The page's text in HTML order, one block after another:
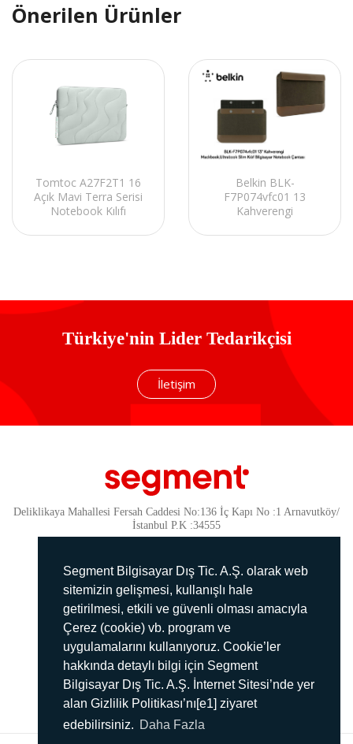
Segment Bilgisayar Dış Tic. A.Ş. olarak web
sitemizin gelişmesi, kullanışlı hale
getirilmesi, etkili ve güvenli olması amacıyla
Çerez (cookie) vb. program ve
uygulamalarını kullanıyoruz. Cookie’ler
hakkında detaylı bilgi için Segment
Bilgisayar Dış Tic. A.Ş. İnternet Sitesi’nde yer
alan Gizlilik Politikası’nı[e1] ziyaret
edebilirsiniz. Daha Fazla
Önerilen Ürünler
Tomtoc A27F2T1 16
Açık Mavi Terra Serisi
Notebook Kılıfı
Belkin BLK-
F7P074vfc01 13
Kahverengi
Slim Kılıf Bilgisayar
Türkiye'nin Lider Tedarikçisi
İletişim
Deliklikaya Mahallesi Fersah Caddesi No:136 İç Kapı No :1 Arnavutköy/
İstanbul P.K :34555
Güvenlik
KVKK Politikamız
Gizlilik Politikamız
Aydınlatma Metni
İmha Politikası
444 78 99
info@segment.com.tr